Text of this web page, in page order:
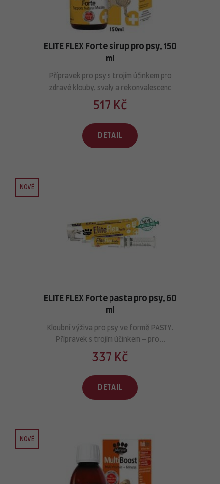
ELITE FLEX Forte sirup pro psy, 150
ml
Přípravek pro psy s trojím účinkem pro
zdravé klouby, svaly a rekonvalescenc
517 Kč
DETAIL
NOVÉ
ELITE FLEX Forte pasta pro psy, 60
ml
Kloubní výživa pro psy ve formě PASTY.
Přípravek s trojím účinkem – pro...
337 Kč
DETAIL
NOVÉ